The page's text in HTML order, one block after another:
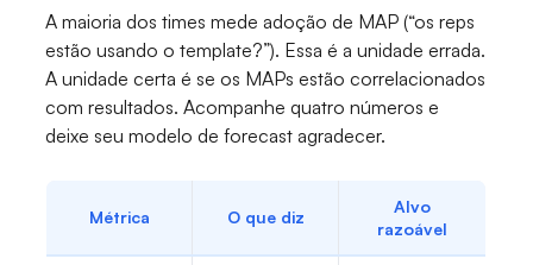
A maioria dos times mede adoção de MAP (“os reps
estão usando o template?”). Essa é a unidade errada.
A unidade certa é se os MAPs estão correlacionados
com resultados. Acompanhe quatro números e
deixe seu modelo de forecast agradecer.
Métrica O que diz
Alvo
razoável